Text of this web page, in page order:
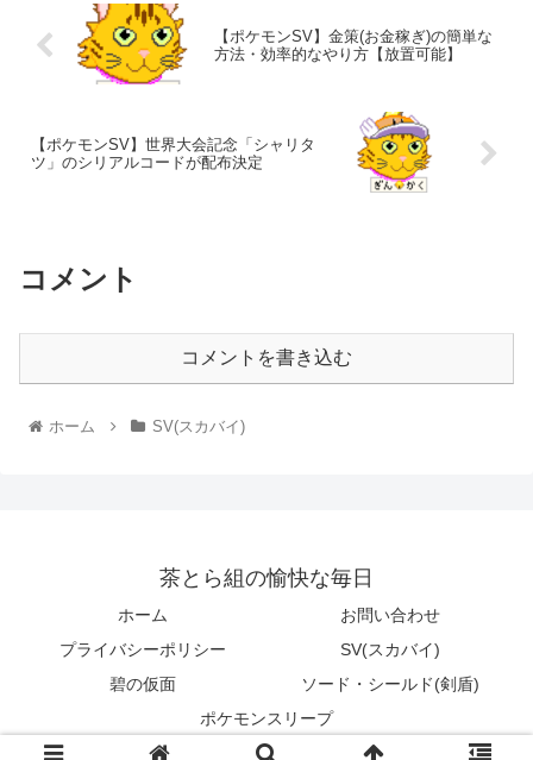
【ポケモンSV】金策(お金稼ぎ)の簡単な
方法・効率的なやり方【放置可能】
【ポケモンSV】世界大会記念「シャリタ
ツ」のシリアルコードが配布決定
コメント
コメントを書き込む
ホーム SV(スカバイ)
茶とら組の愉快な毎日
ホーム
お問い合わせ
プライバシーポリシー
SV(スカバイ)
碧の仮面
ソード・シールド(剣盾)
ポケモンスリープ